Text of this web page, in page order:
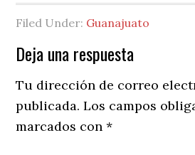
Filed Under: Guanajuato
Reader
Interactions
Deja una respuesta
Tu dirección de correo
publicada. Los campos
marcados con*